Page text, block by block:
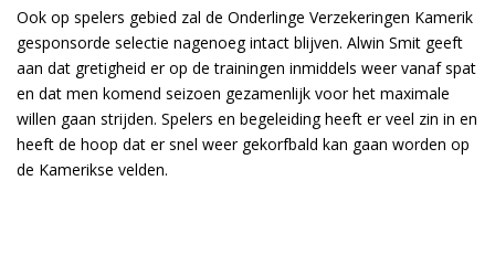
Ook op spelers gebied zal de Onderlinge Verzekeringen Kamerik
gesponsorde selectie nagenoeg intact blijven. Alwin Smit geeft
aan dat gretigheid er op de trainingen inmiddels weer vanaf spat
en dat men komend seizoen gezamenlijk voor het maximale
willen gaan strijden. Spelers en begeleiding heeft er veel zin in en
heeft de hoop dat er snel weer gekorfbald kan gaan worden op
de Kamerikse velden.